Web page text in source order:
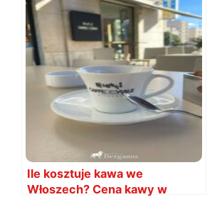
Ile kosztuje kawa we
Włoszech? Cena kawy w